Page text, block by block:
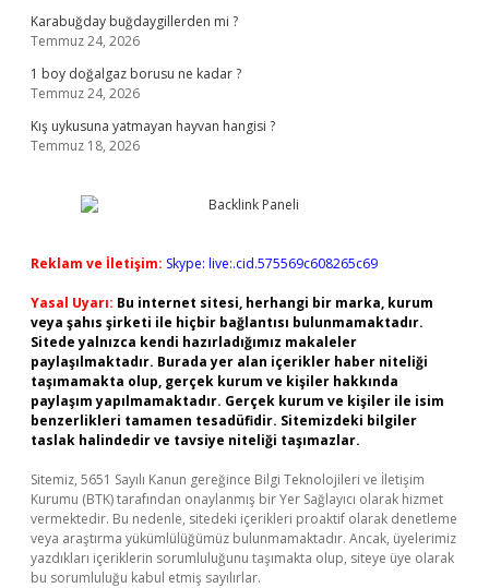
Karabuğday buğdaygillerden mi ?
Temmuz 24, 2026
1 boy doğalgaz borusu ne kadar ?
Temmuz 24, 2026
Kış uykusuna yatmayan hayvan hangisi ?
Temmuz 18, 2026
Reklam ve İletişim: Skype: live:.cid.575569c608265c69
Yasal Uyarı: Bu internet sitesi, herhangi bir marka, kurum
veya şahıs şirketi ile hiçbir bağlantısı bulunmamaktadır.
Sitede yalnızca kendi hazırladığımız makaleler
paylaşılmaktadır. Burada yer alan içerikler haber niteliği
taşımamakta olup, gerçek kurum ve kişiler hakkında
paylaşım yapılmamaktadır. Gerçek kurum ve kişiler ile isim
benzerlikleri tamamen tesadüfidir. Sitemizdeki bilgiler
taslak halindedir ve tavsiye niteliği taşımazlar.
Sitemiz, 5651 Sayılı Kanun gereğince Bilgi Teknolojileri ve İletişim
Kurumu (BTK) tarafından onaylanmış bir Yer Sağlayıcı olarak hizmet
vermektedir. Bu nedenle, sitedeki içerikleri proaktif olarak denetleme
veya araştırma yükümlülüğümüz bulunmamaktadır. Ancak, üyelerimiz
yazdıkları içeriklerin sorumluluğunu taşımakta olup, siteye üye olarak
bu sorumluluğu kabul etmiş sayılırlar.